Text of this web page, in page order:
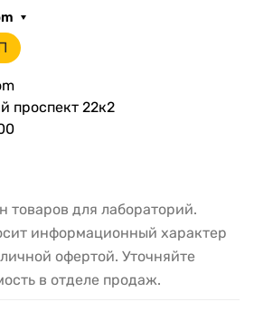
проспект 22к2
товаров для лабораторий.
информационный характер
офертой. Уточняйте
в отделе продаж.